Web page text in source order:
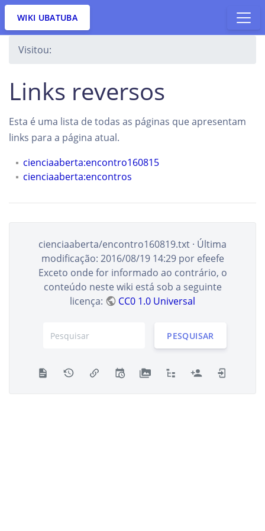
WIKI UBATUBA
Visitou:
Links reversos
Esta é uma lista de todas as páginas que apresentam
links para a página atual.
cienciaaberta:encontro160815
cienciaaberta:encontros
cienciaaberta/encontro160819.txt · Última
modificação: 2016/08/19 14:29por efeefe
Exceto onde for informado ao contrário, o
conteúdo neste wiki está sob a seguinte
licença:
CC0 1.0 Universal
PESQUISAR